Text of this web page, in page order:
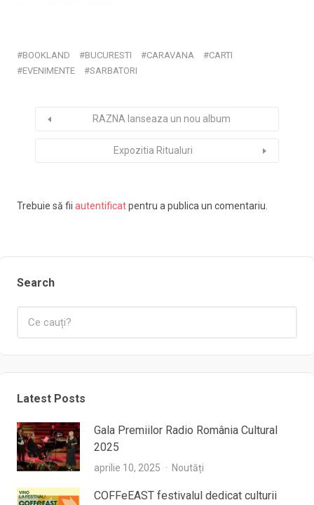
BOOKLAND BUCURESTI CARAVANA
CARTI
EVENIMENTE
SARBATORI
RAZNA lanseaza un nou album
Expozitia Ritualuri
Trebuie să fii autentificatpentru a publica un comentariu.
Search
Latest Posts
Gala Premiilor Radio România Cultural
2025
aprilie 10, 2025 Noutăți
COFFeEAST festivalul dedicat culturii